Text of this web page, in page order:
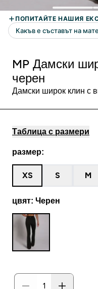
MP Дамски
черен
Дамски широк клин с
Таблица с размери
размер:
XS S M
цвят: Черен